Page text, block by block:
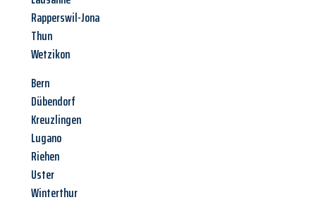
Rapperswil-Jona
Thun
Wetzikon
Bern
Dübendorf
Kreuzlingen
Lugano
Riehen
Uster
Winterthur